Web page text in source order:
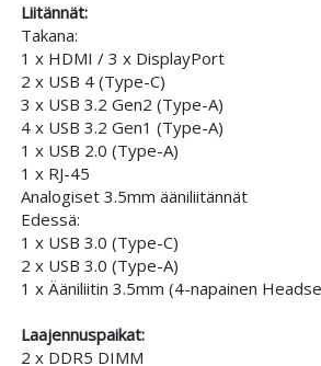
Liitännät:
Takana:
1 x HDMI / 3 x DisplayPort
2 x USB 4 (Type-C)
3 x USB 3.2 Gen2 (Type-A)
4 x USB 3.2 Gen1 (Type-A)
1 x USB 2.0 (Type-A)
1 x RJ-45
Analogiset 3.5mm ääniliitännät
Edessä:
1 x USB 3.0 (Type-C)
2 x USB 3.0 (Type-A)
1 x Ääniliitin 3.5mm (4-napainen
Laajennuspaikat:
2 x DDR5 DIMM